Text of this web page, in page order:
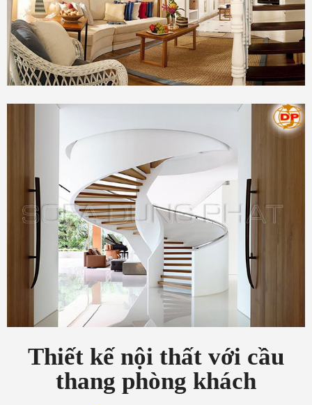
Thiết kế nội thất với cầu
thang phòng khách